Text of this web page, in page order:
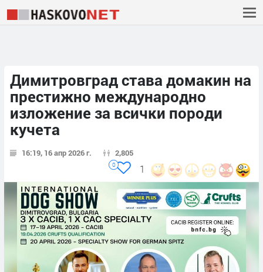
Димитровград става домакин на
престижно международно
изложение за всички породи
кучета
16:19, 16 апр 2026 г. 2,805
1
0